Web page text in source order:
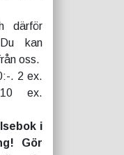
därför
kan
oss.
. 2 ex.
ex.
i
Gör